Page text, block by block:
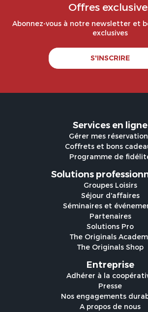
Offres
Abonnez-vous à notre newsletter et
exclusives
S'INSCRIRE
Services en ligne
Gérer mes
Coffrets et bons
Programme de
Solutions
Groupes Loisirs
Séjour d'affaires
Séminaires et
Partenaires
Solutions Pro
The Originals
The Originals Shop
Entreprise
Adhérer à la
Presse
Nos engagements
A propos de nous